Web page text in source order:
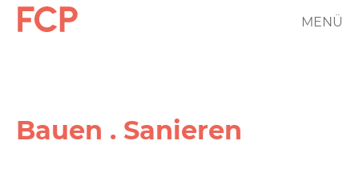
Direkt
zumFCP
Logo
MENÜ
Bauen . Sanieren